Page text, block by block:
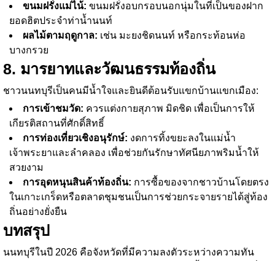
ขนมฝรั่งแม่ไน้: ขนมฝรั่งอบกรอบนอกนุ่มในที่เป็นของฝาก
ยอดฮิตประจำท่าน้ำนนท์
ผลไม้ตามฤดูกาล: เช่น มะยงชิดนนท์ หรือกระท้อนห่อ
บางกรวย
8. มารยาทและวัฒนธรรมท้องถิ่น
ชาวนนทบุรีเป็นคนมีน้ำใจและยินดีต้อนรับแขกบ้านแขกเมือง:
การเข้าชมวัด: ควรแต่งกายสุภาพ มิดชิด เพื่อเป็นการให้
เกียรติสถานที่ศักดิ์สิทธิ์
การท่องเที่ยวเชิงอนุรักษ์: งดการทิ้งขยะลงในแม่น้ำ
เจ้าพระยาและลำคลอง เพื่อช่วยกันรักษาทัศนียภาพริมน้ำให้
สวยงาม
การอุดหนุนสินค้าท้องถิ่น: การซื้อของจากชาวบ้านโดยตรง
ในเกาะเกร็ดหรือตลาดชุมชนเป็นการช่วยกระจายรายได้สู่ท้อง
ถิ่นอย่างยั่งยืน
บทสรุป
นนทบุรีในปี 2026 คือจังหวัดที่มีความลงตัวระหว่างความทัน